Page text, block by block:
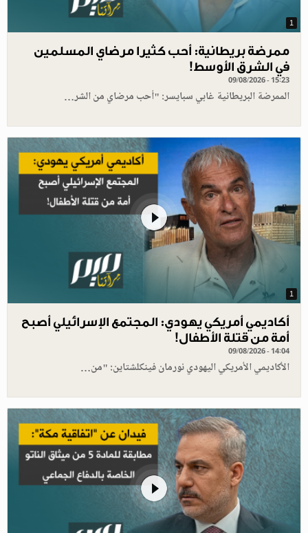
1
ممرضة بريطانية: أحب كثيرا مرضاي المسلمين
في الشرق الأوسط!
09/08/2026 - 15:23
الممرضة البريطانية غابي سبايسر: "أحب مرضاي من الشر…
1
أكاديمي أمريكي يهودي: المجتمع الإسرائيلي أصبح
أمة من قتلة الأطفال!
09/08/2026 - 14:04
الأكاديمي الأمريكي اليهودي نورمان فينكلشتاين: "من…